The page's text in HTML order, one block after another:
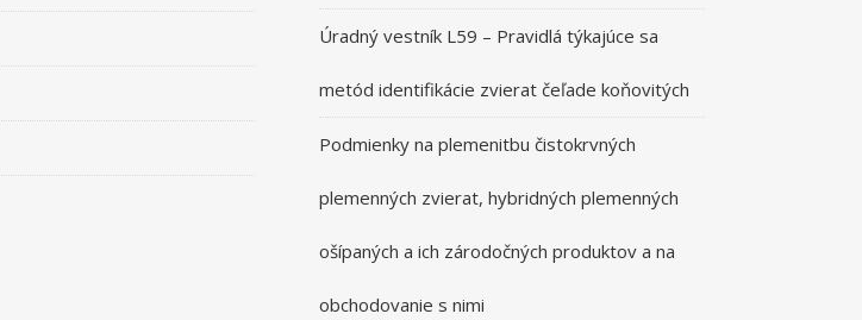
Úradný vestník L59 – Pravidlá týkajúce sa
metód identifikácie zvierat čeľade koňovitých
Podmienky na plemenitbu čistokrvných
plemenných zvierat, hybridných plemenných
ošípaných a ich zárodočných produktov a na
obchodovanie s nimi